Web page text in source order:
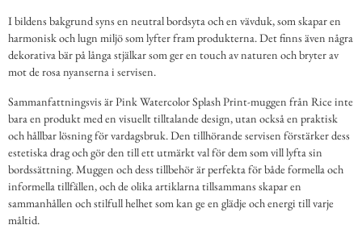
I bildens bakgrund syns en neutral bordsyta och en vävduk, som skapar en
harmonisk och lugn miljö som lyfter fram produkterna. Det finns även några
dekorativa bär på långa stjälkar som ger en touch av naturen och bryter av
mot de rosa nyanserna i servisen.
Sammanfattningsvis är Pink Watercolor Splash Print-muggen från Rice inte
bara en produkt med en visuellt tilltalande design, utan också en praktisk
och hållbar lösning för vardagsbruk. Den tillhörande servisen förstärker dess
estetiska drag och gör den till ett utmärkt val för dem som vill lyfta sin
bordssättning. Muggen och dess tillbehör är perfekta för både formella och
informella tillfällen, och de olika artiklarna tillsammans skapar en
sammanhållen och stilfull helhet som kan ge en glädje och energi till varje
måltid.